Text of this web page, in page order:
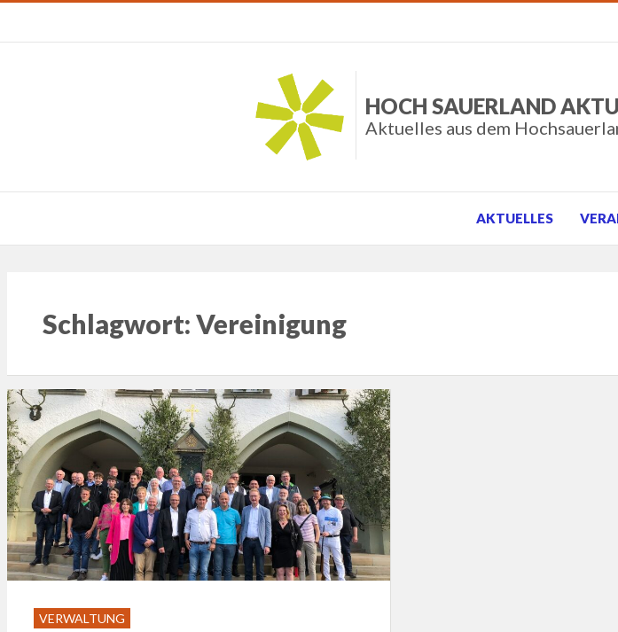
HOCH SAUERLAND
Aktuelles aus dem
AKTUELLES
Schlagwort:Vereinigung
VERWALTUNG